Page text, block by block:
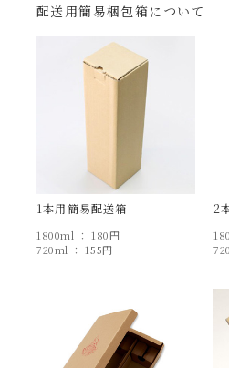
配送用簡易梱包箱について
1本用簡易配送箱
1800ml ： 180円
720ml ： 155円
2